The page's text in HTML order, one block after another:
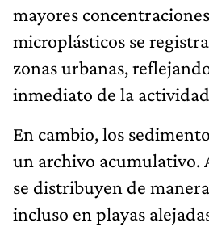
mayores
microplásticos se
zonas urbanas,
inmediato de la
En cambio, los
un archivo acumulativo.
se distribuyen de
incluso en playas